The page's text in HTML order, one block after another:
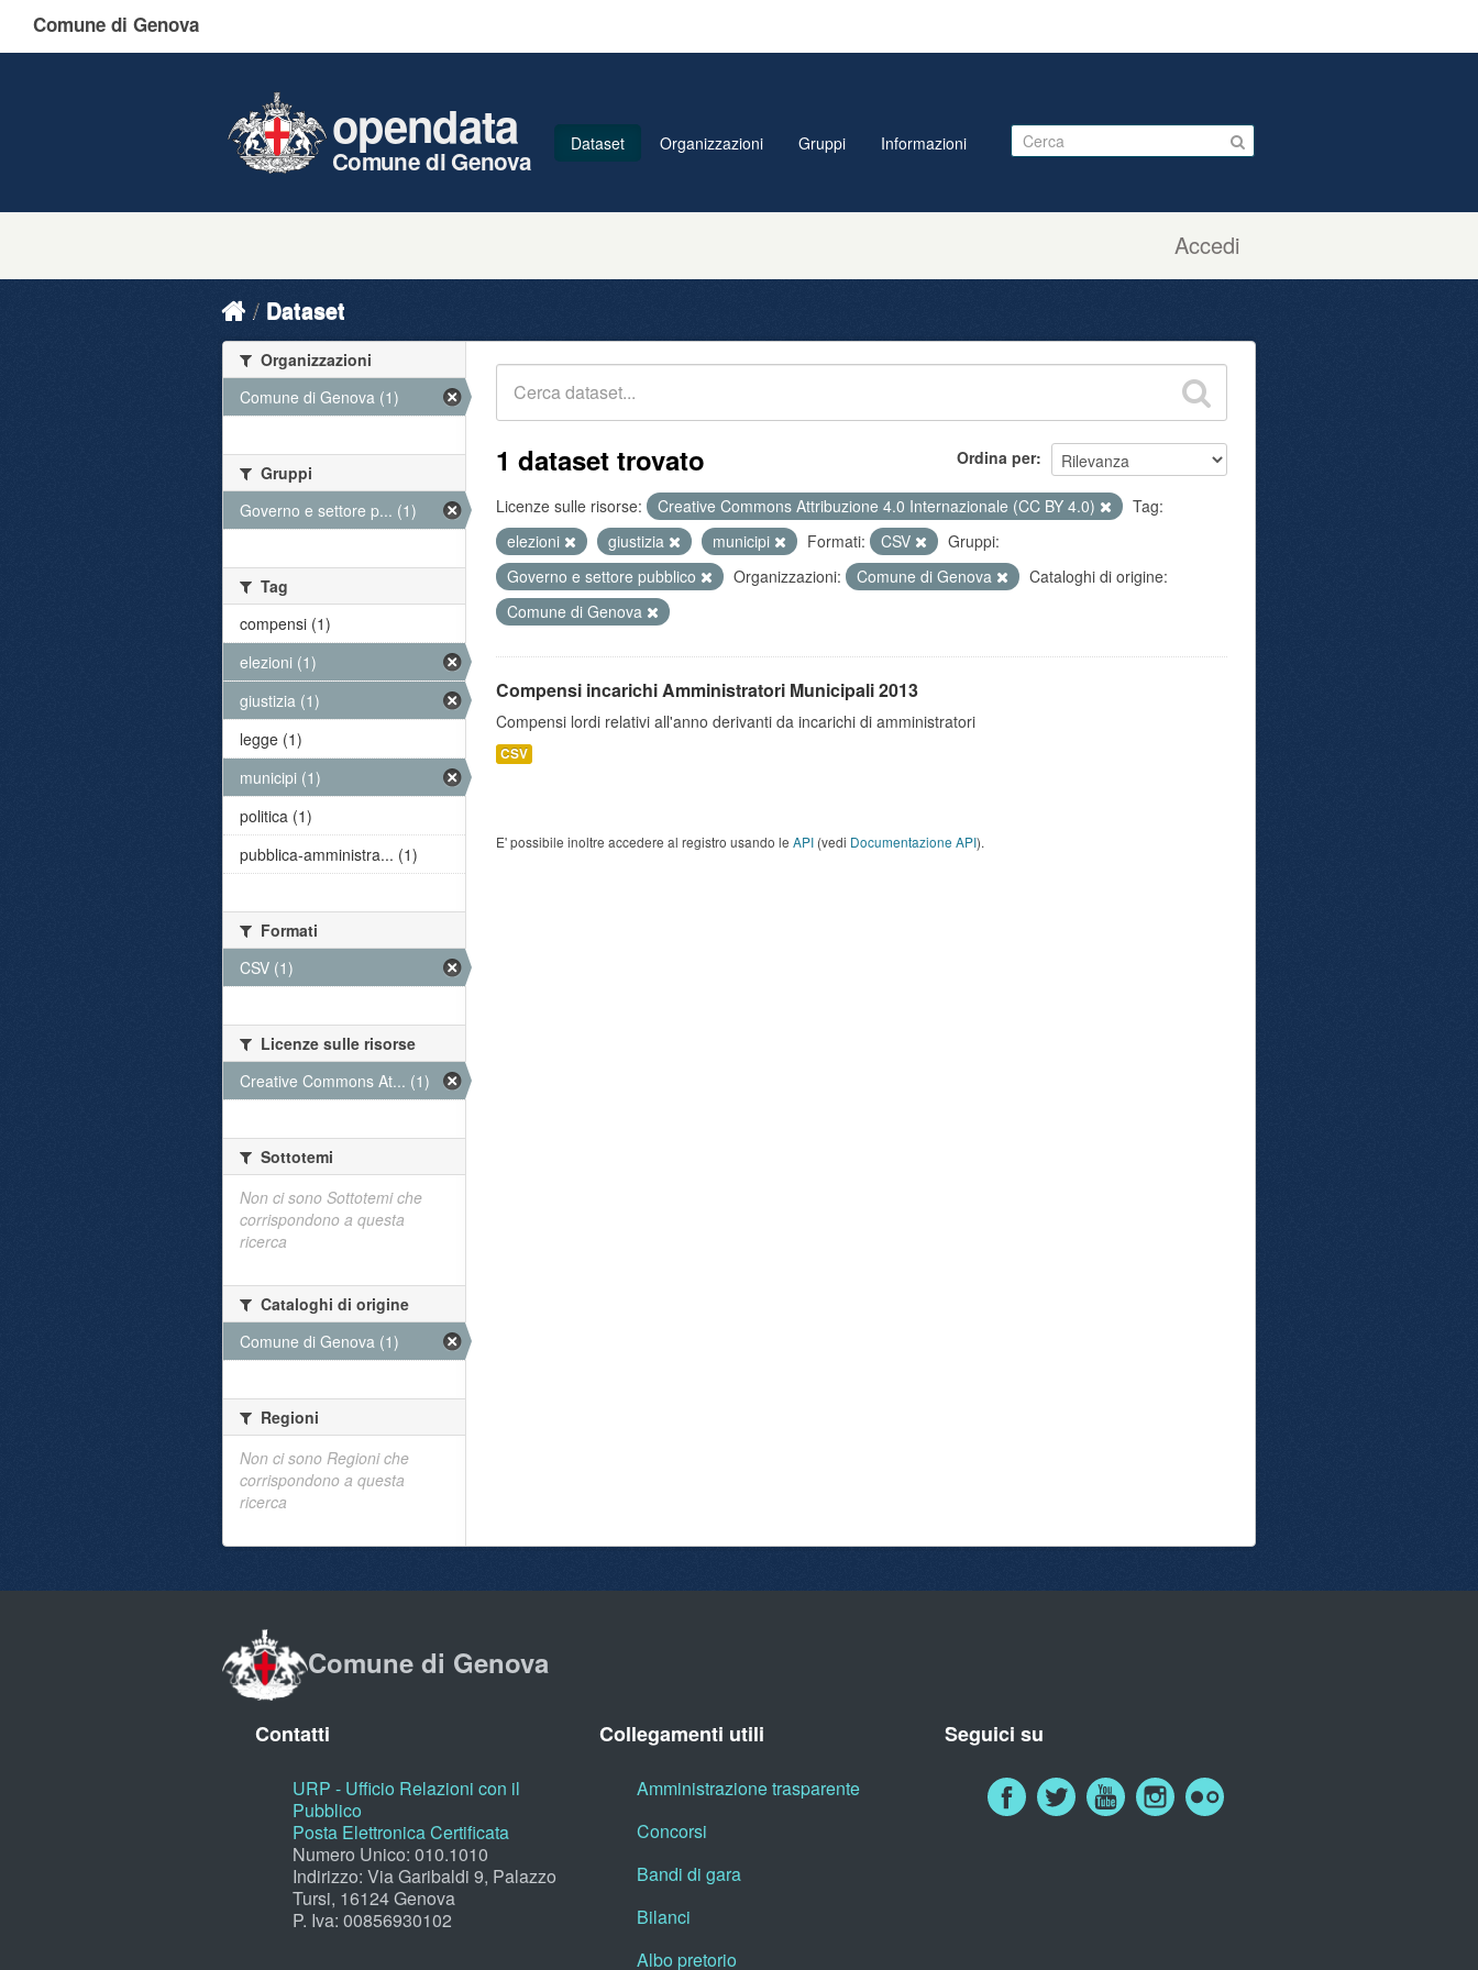
Comune di Genova
Accedi
opendata
Comune di Genova
Dataset Organizzazioni Gruppi Informazioni
Dataset
Ordina per
1 dataset trovato
Licenze sulle risorse: Creative Commons Attribuzione 4.0 Internazionale (CC BY 4.0)
Tag:
elezioni
giustizia municipi Formati: CSV
Gruppi:
Governo e settore pubblico
Organizzazioni: Comune di Genova
Cataloghi di origine:
Comune di Genova
Compensi incarichi Amministratori Municipali 2013
Compensi lordi relativi all'anno derivanti da incarichi di amministratori
CSV
E' possibile inoltre accedere al registro usando le API (vedi Documentazione API).
Organizzazioni
Comune di Genova (1)
Gruppi
Governo e settore p... (1)
Tag
compensi (1)
elezioni (1)
giustizia (1)
legge (1)
municipi (1)
politica (1)
pubblica-amministra... (1)
Formati
CSV (1)
Licenze sulle risorse
Creative Commons At... (1)
Sottotemi
Non ci sono Sottotemi che
corrispondono a questa
ricerca
Cataloghi di origine
Comune di Genova (1)
Regioni
Non ci sono Regioni che
corrispondono a questa
ricerca
Comune di Genova
Contatti
URP - Ufficio Relazioni con il
Pubblico
Posta Elettronica Certificata
Numero Unico: 010.1010
Indirizzo: Via Garibaldi 9, Palazzo
Tursi, 16124 Genova
P. Iva: 00856930102
Collegamenti utili
Amministrazione trasparente
Concorsi
Bandi di gara
Bilanci
Albo pretorio
Seguici su